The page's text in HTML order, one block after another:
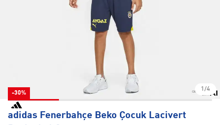
-30%
1/4
adidas Fenerbahçe Beko Çocuk Lacivert